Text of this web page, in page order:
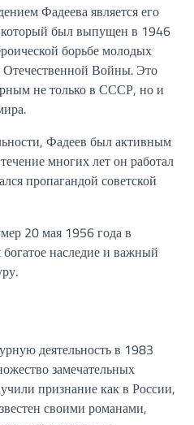
Фадеева является его
был выпущен в 1946
борьбе молодых
Отечественной Войны. Это
не только в СССР, но и
Фадеев был активным
многих лет он работал
пропагандой советской
20 мая 1956 года в
наследие и важный
деятельность в 1983
замечательных
признание как в России,
своими романами,